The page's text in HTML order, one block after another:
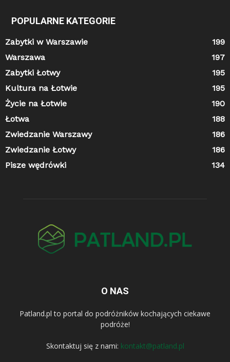
POPULARNE KATEGORIE
Zabytki w Warszawie
199
Warszawa
197
Zabytki Łotwy
195
Kultura na Łotwie
195
Życie na Łotwie
190
Łotwa
188
Zwiedzanie Warszawy
186
Zwiedzanie Łotwy
186
Pisze wędrówki
134
O NAS
Patland.pl to portal do podróżników kochających ciekawe
podróże!
Skontaktuj się z nami: kontakt@patland.pl